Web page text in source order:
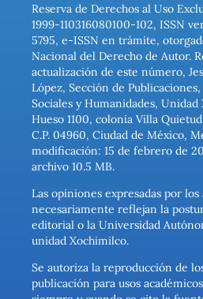
Reserva de Derechos al Uso
1999-110316080100-102, ISSN
5795, e-ISSN en trámite,
Nacional del Derecho de Autor.
actualización de este número,
López, Sección de
Sociales y Humanidades,
Hueso 1100, colonia Villa
C.P. 04960, Ciudad de México,
modificación: 15 de febrero de
archivo 10.5 MB.
Las opiniones expresadas por
necesariamente reflejan la
editorial o la Universidad
unidad Xochimilco.
Se autoriza la reproducción de
publicación para usos